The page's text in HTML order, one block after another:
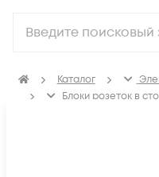
Каталог
Блоки розеток в